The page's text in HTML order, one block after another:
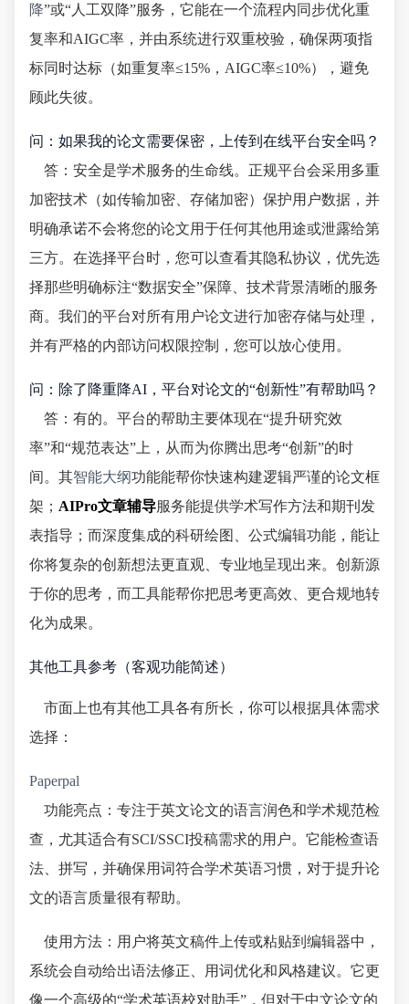
降”或“人工双降”服务，它能在一个流程内同步优化重
复率和AIGC率，并由系统进行双重校验，确保两项指
标同时达标（如重复率≤15%，AIGC率≤10%），避免
顾此失彼。
问：如果我的论文需要保密，上传到在线平台安全吗？
答：安全是学术服务的生命线。正规平台会采用多重
加密技术（如传输加密、存储加密）保护用户数据，并
明确承诺不会将您的论文用于任何其他用途或泄露给第
三方。在选择平台时，您可以查看其隐私协议，优先选
择那些明确标注“数据安全”保障、技术背景清晰的服务
商。我们的平台对所有用户论文进行加密存储与处理，
并有严格的内部访问权限控制，您可以放心使用。
问：除了降重降AI，平台对论文的“创新性”有帮助吗？
答：有的。平台的帮助主要体现在“提升研究效
率”和“规范表达”上，从而为你腾出思考“创新”的时
间。其智能大纲功能能帮你快速构建逻辑严谨的论文框
架； AIPro文章辅导服务能提供学术写作方法和期刊发
表指导；而深度集成的科研绘图、公式编辑功能，能让
你将复杂的创新想法更直观、专业地呈现出来。创新源
于你的思考，而工具能帮你把思考更高效、更合规地转
化为成果。
其他工具参考（客观功能简述）
市面上也有其他工具各有所长，你可以根据具体需求
选择：
Paperpal
功能亮点：专注于英文论文的语言润色和学术规范检
查，尤其适合有SCI/SSCI投稿需求的用户。它能检查语
法、拼写，并确保用词符合学术英语习惯，对于提升论
文的语言质量很有帮助。
使用方法：用户将英文稿件上传或粘贴到编辑器中，
系统会自动给出语法修正、用词优化和风格建议。它更
像一个高级的“学术英语校对助手”，但对于中文论文的